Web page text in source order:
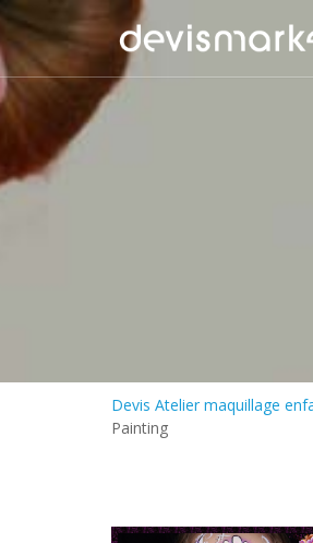
Devis Atelier maquillage
Painting